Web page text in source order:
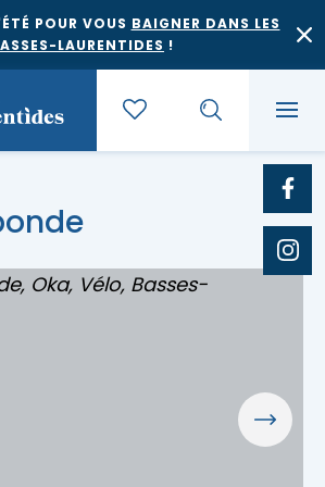
POUR VOUS BAIGNER DANS LES
LAURENTIDES !
et saveurs régionales